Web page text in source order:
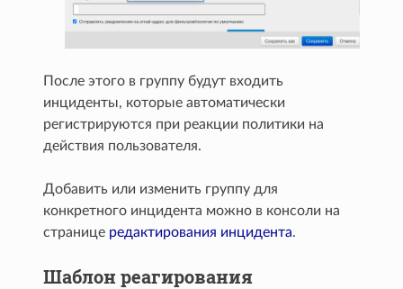
После этого в группу будут входить
инциденты, которые автоматически
регистрируются при реакции политики на
действия пользователя.
Добавить или изменить группу для
конкретного инцидента можно в консоли на
странице редактирования инцидента.
Шаблон реагирования